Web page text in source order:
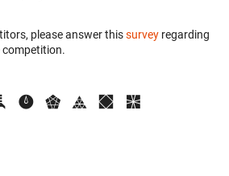
please answer thissurvey regarding